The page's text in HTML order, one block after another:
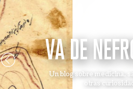
VA DE
Un blog sobre medicina,
otras